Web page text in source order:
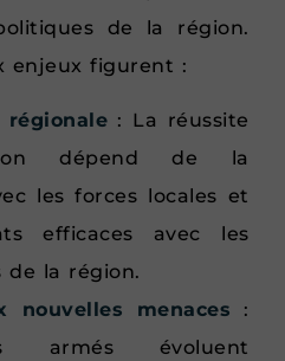
de la région.
enjeux figurent :
régionale : La réussite
dépend de la
les forces locales et
efficaces avec les
de la région.
nouvelles menaces :
armés évoluent